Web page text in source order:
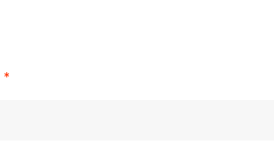
*Erforderlich